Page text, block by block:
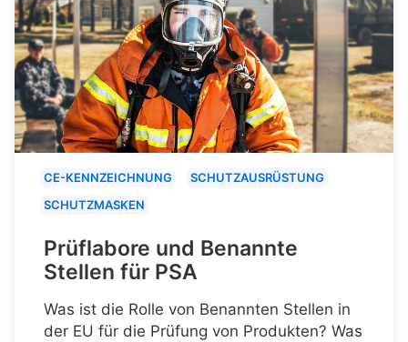
CE-KENNZEICHNUNG
SCHUTZAUSRÜSTUNG
SCHUTZMASKEN
Prüflabore und Benannte
Stellen für PSA
Was ist die Rolle von Benannten Stellen in
der EU für die Prüfung von Produkten? Was